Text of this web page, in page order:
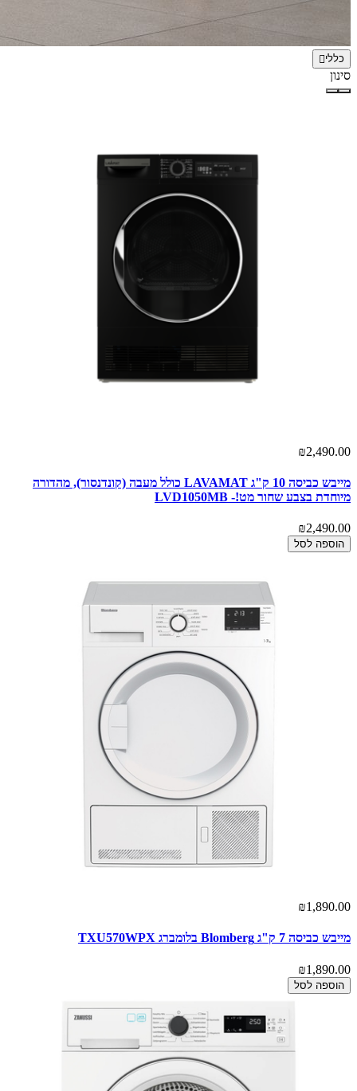
כללי
סינון
₪2,490.00
מייבש כביסה 10 ק"ג LAVAMAT כולל מעבה (קונדנסור), מהדורה
מיוחדת בצבע שחור מט!- LVD1050MB
₪2,490.00
הוספה לסל
₪1,890.00
מייבש כביסה 7 ק"ג Blomberg בלומברג TXU570WPX
₪1,890.00
הוספה לסל